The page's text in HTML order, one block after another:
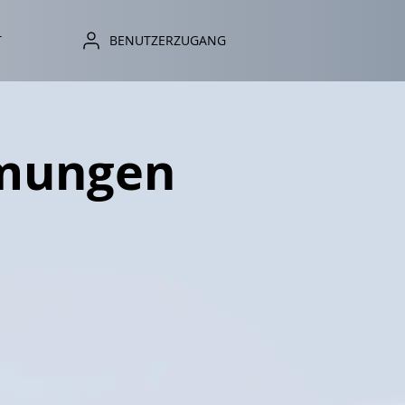
Benutzerzugriff
BENUTZERZUGANG